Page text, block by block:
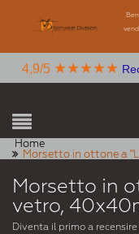
4,9/5 ★★★★★
Home
Morsetto in ottone a
Morsetto in
vetro,
Diventa il primo a